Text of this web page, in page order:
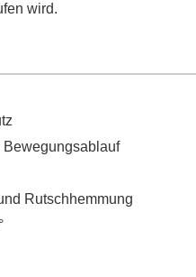
wird.
Bewegungsablauf
Rutschhemmung